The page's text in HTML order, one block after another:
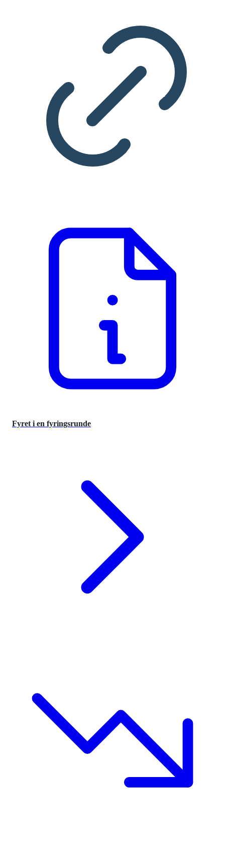
Fyret i en fyringsrunde